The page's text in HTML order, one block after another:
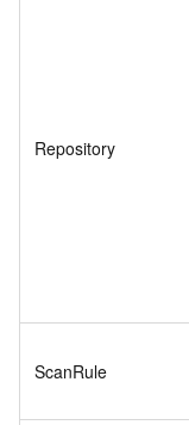
Repository
ScanRule